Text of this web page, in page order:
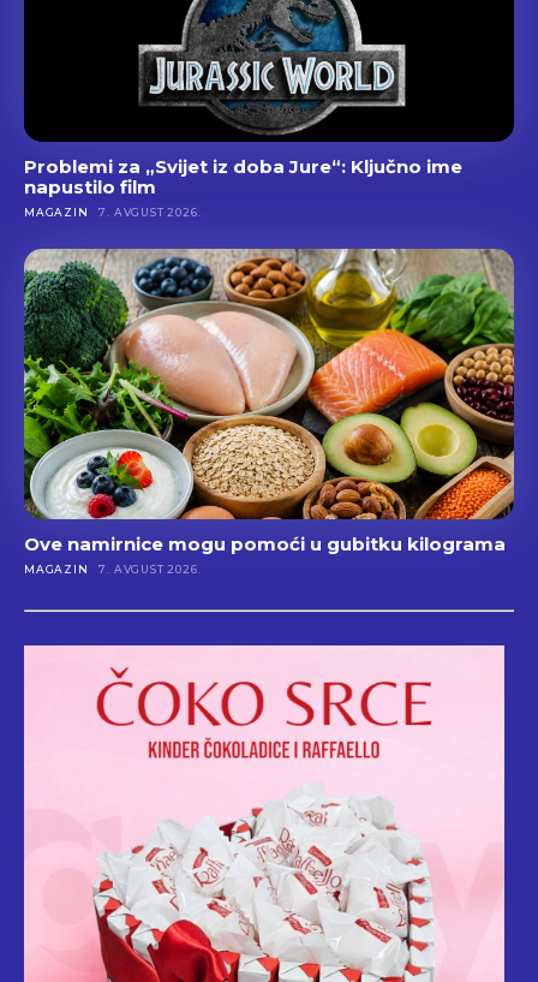
Problemi za „Svijet iz doba Jure“: Ključno ime
napustilo film
MAGAZIN 7. AVGUST 2026.
Ove namirnice mogu pomoći u gubitku kilograma
MAGAZIN 7. AVGUST 2026.